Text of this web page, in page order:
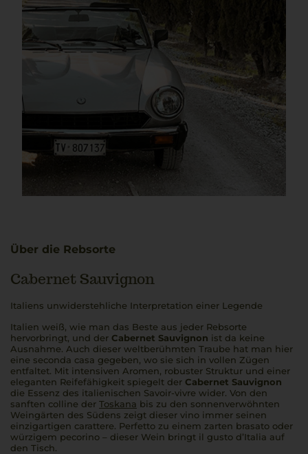
Über die Rebsorte
Cabernet Sauvignon
Italiens unwiderstehliche Interpretation einer Legende
Italien weiß, wie man das Beste aus jeder Rebsorte
hervorbringt, und der Cabernet Sauvignon ist da keine
Ausnahme. Auch dieser weltberühmten Traube hat man hier
eine seconda casa gegeben, wo sie sich in vollen Zügen
entfaltet. Mit intensiven Aromen, robuster Struktur und einer
eleganten Reifefähigkeit spiegelt der Cabernet Sauvignon
die Essenz des italienischen Savoir-vivre wider. Von den
sanften colline der Toskana bis zu den sonnenverwöhnten
Weingärten des Südens zeigt dieser vino immer seinen
einzigartigen carattere. Perfetto zu einem zarten brasato oder
würzigem pecorino – dieser Wein bringt il gusto d’Italia auf
den Tisch.